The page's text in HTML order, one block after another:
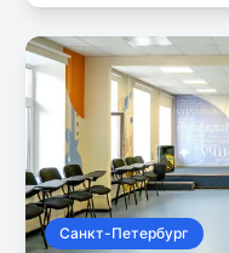
Санкт-Петербург